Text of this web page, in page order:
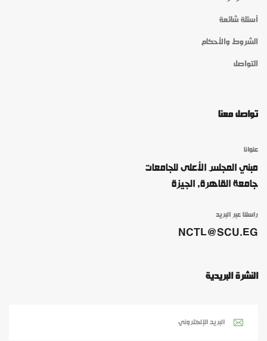
أسئلة شائعة
الشروط والأحكام
التواصل
تواصل معنا
عنوانا
مبني المجلس الأعلى للجامعات
جامعة القاهرة, الجيزة
راسلنا عبر البريد
NCTL@SCU.EG
النشرة البريدية